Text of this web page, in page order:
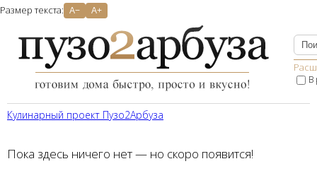
Размер текста: A− A+
В
Кулинарный проект Пузо2Aрбуза
Пока здесь ничего нет — но скоро появится!